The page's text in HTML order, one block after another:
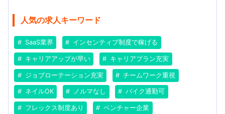
人気の求人キーワード
SaaS業界 インセンティブ制度で稼げる
キャリアアップが早い キャリアプラン充実
ジョブローテーション充実 チームワーク重視
ネイルOK ノルマなし バイク通勤可
フレックス制度あり ベンチャー企業